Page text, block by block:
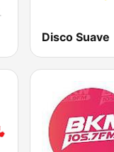
Disco Suave